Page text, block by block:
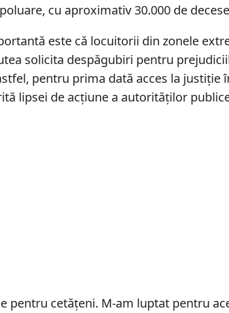
cu aproximativ 30.000 de
este că locuitorii din zonele
solicita despăgubiri pentru
pentru prima dată acces la justiție
lipsei de acțiune a autorităților
pentru cetățeni. M-am luptat pentru